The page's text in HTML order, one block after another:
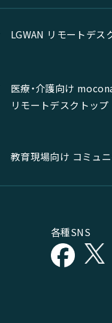
LGWAN リモートデス
医療・介護向け
リモートデスクトップ
教育現場向け コミュ
各種SNS